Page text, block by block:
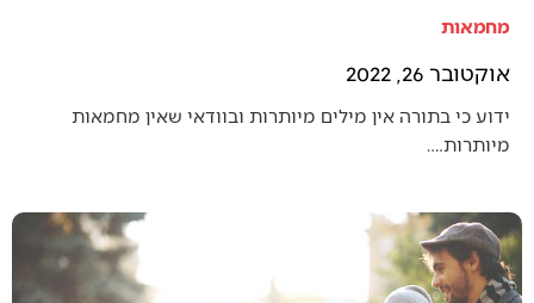
מחמאות
אוקטובר 26, 2022
ידוע כי בתורה אין מילים מיותרות ובוודאי שאין מחמאות
מיותרות.…